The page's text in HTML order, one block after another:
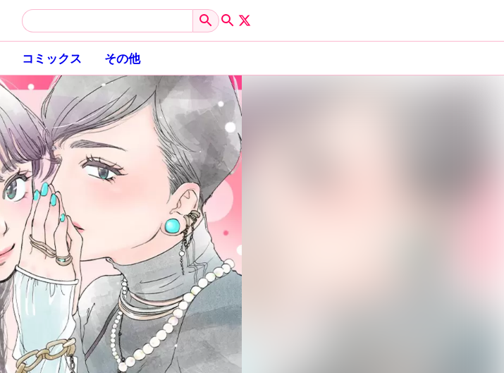
コミックス その他